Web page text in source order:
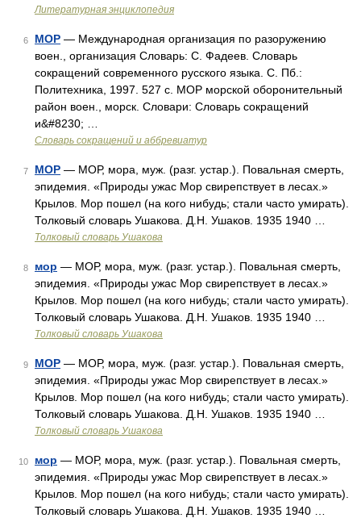
Литературная энциклопедия
6 МОР — Международная организация по разоружению
воен., организация Словарь: С. Фадеев. Словарь
сокращений современного русского языка. С. Пб.:
Политехника, 1997. 527 с. МОР морской оборонительный
район воен., морск. Словари: Словарь сокращений
и&#8230; …
Словарь сокращений и аббревиатур
7 МОР — МОР, мора, муж. (разг. устар.). Повальная смерть,
эпидемия. «Природы ужас Мор свирепствует в лесах.»
Крылов. Мор пошел (на кого нибудь; стали часто умирать).
Толковый словарь Ушакова. Д.Н. Ушаков. 1935 1940 …
Толковый словарь Ушакова
8 мор — МОР, мора, муж. (разг. устар.). Повальная смерть,
эпидемия. «Природы ужас Мор свирепствует в лесах.»
Крылов. Мор пошел (на кого нибудь; стали часто умирать).
Толковый словарь Ушакова. Д.Н. Ушаков. 1935 1940 …
Толковый словарь Ушакова
9 МОР — МОР, мора, муж. (разг. устар.). Повальная смерть,
эпидемия. «Природы ужас Мор свирепствует в лесах.»
Крылов. Мор пошел (на кого нибудь; стали часто умирать).
Толковый словарь Ушакова. Д.Н. Ушаков. 1935 1940 …
Толковый словарь Ушакова
10 мор — МОР, мора, муж. (разг. устар.). Повальная смерть,
эпидемия. «Природы ужас Мор свирепствует в лесах.»
Крылов. Мор пошел (на кого нибудь; стали часто умирать).
Толковый словарь Ушакова. Д.Н. Ушаков. 1935 1940 …